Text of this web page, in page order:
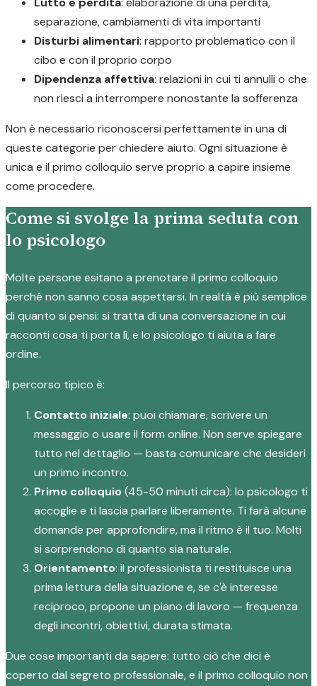
separazione, cambiamenti di vita importanti
Disturbi alimentari: rapporto problematico con il
cibo e con il proprio corpo
Dipendenza affettiva: relazioni in cui ti annulli o che
non riesci a interrompere nonostante la sofferenza
Non è necessario riconoscersi perfettamente in una di
queste categorie per chiedere aiuto. Ogni situazione è
unica e il primo colloquio serve proprio a capire insieme
come procedere.
Come si svolge la prima seduta con
lo psicologo
Molte persone esitano a prenotare il primo colloquio
perché non sanno cosa aspettarsi. In realtà è più semplice
di quanto si pensi: si tratta di una conversazione in cui
racconti cosa ti porta lì, e lo psicologo ti aiuta a fare
ordine.
Il percorso tipico è:
Contatto iniziale: puoi chiamare, scrivere un
messaggio o usare il form online. Non serve spiegare
tutto nel dettaglio — basta comunicare che desideri
un primo incontro.
Primo colloquio(45-50 minuti circa): lo psicologo ti
accoglie e ti lascia parlare liberamente. Ti farà alcune
domande per approfondire, ma il ritmo è il tuo. Molti
si sorprendono di quanto sia naturale.
Orientamento: il professionista ti restituisce una
prima lettura della situazione e, se c'è interesse
reciproco, propone un piano di lavoro — frequenza
degli incontri, obiettivi, durata stimata.
Due cose importanti da sapere: tutto ciò che dici è
coperto dal segreto professionale, e il primo colloquio non